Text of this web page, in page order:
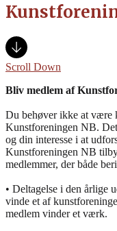
Scroll Down
Bliv medlem af
Du behøver ikke at være
Kunstforeningen NB.
og din interesse i at
Kunstforeningen NB
medlemmer, der både
• Deltagelse i den årlige
vinde et af
medlem vinder et værk.